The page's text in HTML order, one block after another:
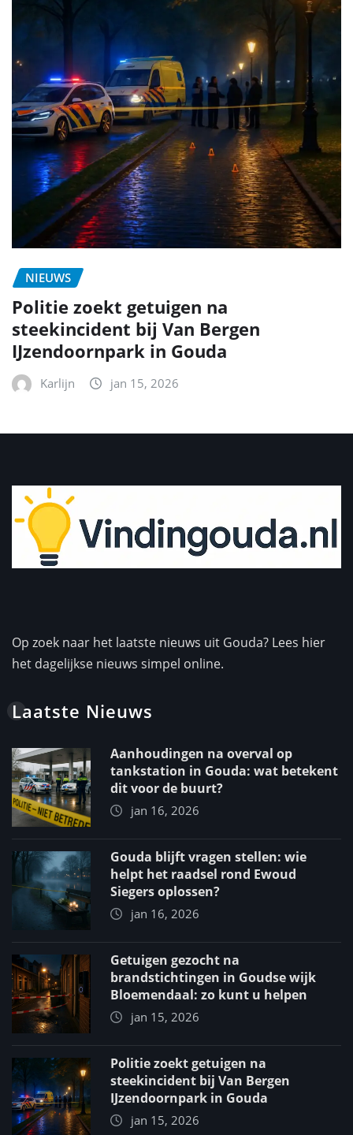
NIEUWS
Politie zoekt getuigen na
steekincident bij Van Bergen
IJzendoornpark in Gouda
Karlijn jan 15, 2026
Op zoek naar het laatste nieuws uit Gouda? Lees hier
het dagelijkse nieuws simpel online.
Laatste Nieuws
Aanhoudingen na overval op
tankstation in Gouda: wat betekent
dit voor de buurt?
jan 16, 2026
Gouda blijft vragen stellen: wie
helpt het raadsel rond Ewoud
Siegers oplossen?
jan 16, 2026
Getuigen gezocht na
brandstichtingen in Goudse wijk
Bloemendaal: zo kunt u helpen
jan 15, 2026
Politie zoekt getuigen na
steekincident bij Van Bergen
IJzendoornpark in Gouda
jan 15, 2026